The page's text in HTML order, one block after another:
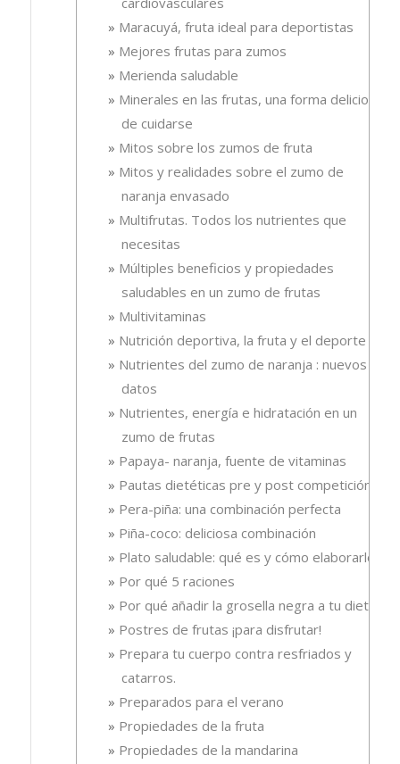
Maracuyá, fruta ideal para deportistas
Mejores frutas para zumos
Merienda saludable
Minerales en las frutas, una forma deliciosa
de cuidarse
Mitos sobre los zumos de fruta
Mitos y realidades sobre el zumo de
naranja envasado
Multifrutas. Todos los nutrientes que
necesitas
Múltiples beneficios y propiedades
saludables en un zumo de frutas
Multivitaminas
Nutrición deportiva, la fruta y el deporte
Nutrientes del zumo de naranja : nuevos
datos
Nutrientes, energía e hidratación en un
zumo de frutas
Papaya- naranja, fuente de vitaminas
Pautas dietéticas pre y post competición
Pera-piña: una combinación perfecta
Piña-coco: deliciosa combinación
Plato saludable: qué es y cómo elaborarlo
Por qué 5 raciones
Por qué añadir la grosella negra a tu dieta
Postres de frutas ¡para disfrutar!
Prepara tu cuerpo contra resfriados y
catarros.
Preparados para el verano
Propiedades de la fruta
Propiedades de la mandarina